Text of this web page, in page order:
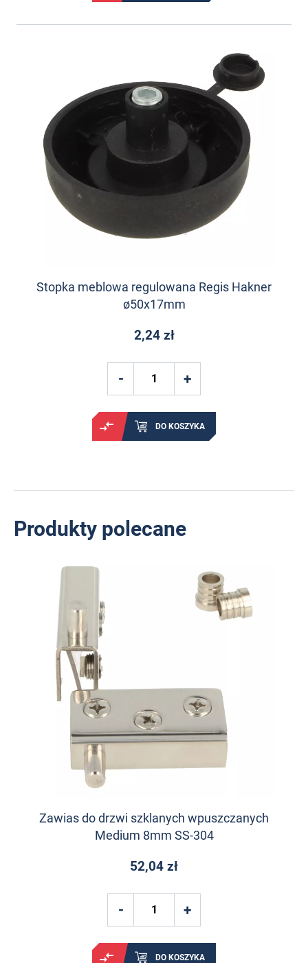
Stopka meblowa regulowana Regis Hakner
ø50x17mm
2,24 zł
DO KOSZYKA
Produkty polecane
Zawias do drzwi szklanych wpuszczanych
Medium 8mm SS-304
52,04 zł
DO KOSZYKA